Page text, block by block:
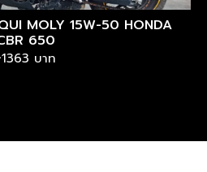
MOLY 15W-50 HONDA
650
บาท